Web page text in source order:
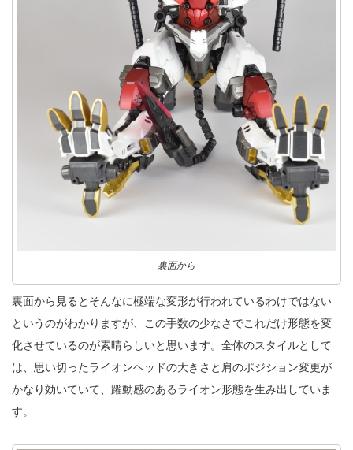
裏面から
裏面から見るとそんなに極端な変形が行われているわけではない
というのがわかりますが、この手数の少なさでこれだけ形態を変
化させているのが素晴らしいと思います。全体のスタイルとして
は、思い切ったライオンヘッドの大きさと肩のポジション変更が
かなり効いていて、躍動感のあるライオン形態を生み出していま
す。